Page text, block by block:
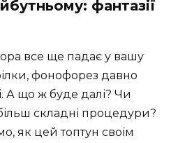
фантазії
все ще падає у вашу
фонофорез давно
А що ж буде далі? Чи
складні процедури?
як цей топтун своїм